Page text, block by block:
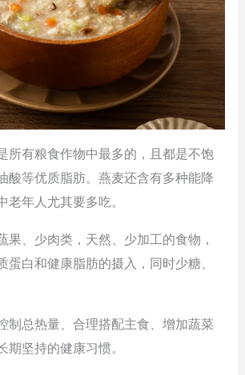
所有粮食作物中最多的，且都是不饱
酸等优质脂肪。燕麦还含有多种能降
年人尤其要多吃。
果、少肉类，天然、少加工的食物，
蛋白和健康脂肪的摄入，同时少糖、
制总热量、合理搭配主食、增加蔬菜
坚持的健康习惯。